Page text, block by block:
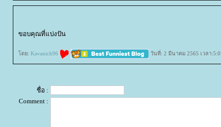
ขอบคุณที่แบ่งปัน
ดย: Kavanich96 วันที่: 2 มีนาคม 2565 เวลา
ชื่อ :
Comment :